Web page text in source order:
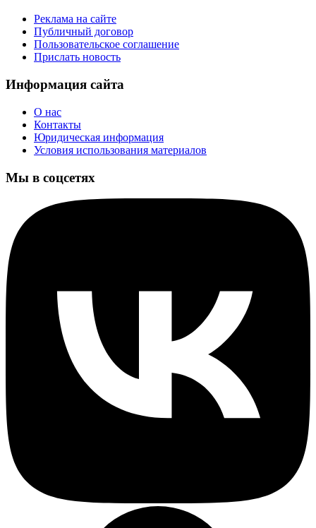
Реклама на сайте
Публичный договор
Пользовательское соглашение
Прислать новость
Информация сайта
О нас
Контакты
Юридическая информация
Условия использования материалов
Мы в соцсетях